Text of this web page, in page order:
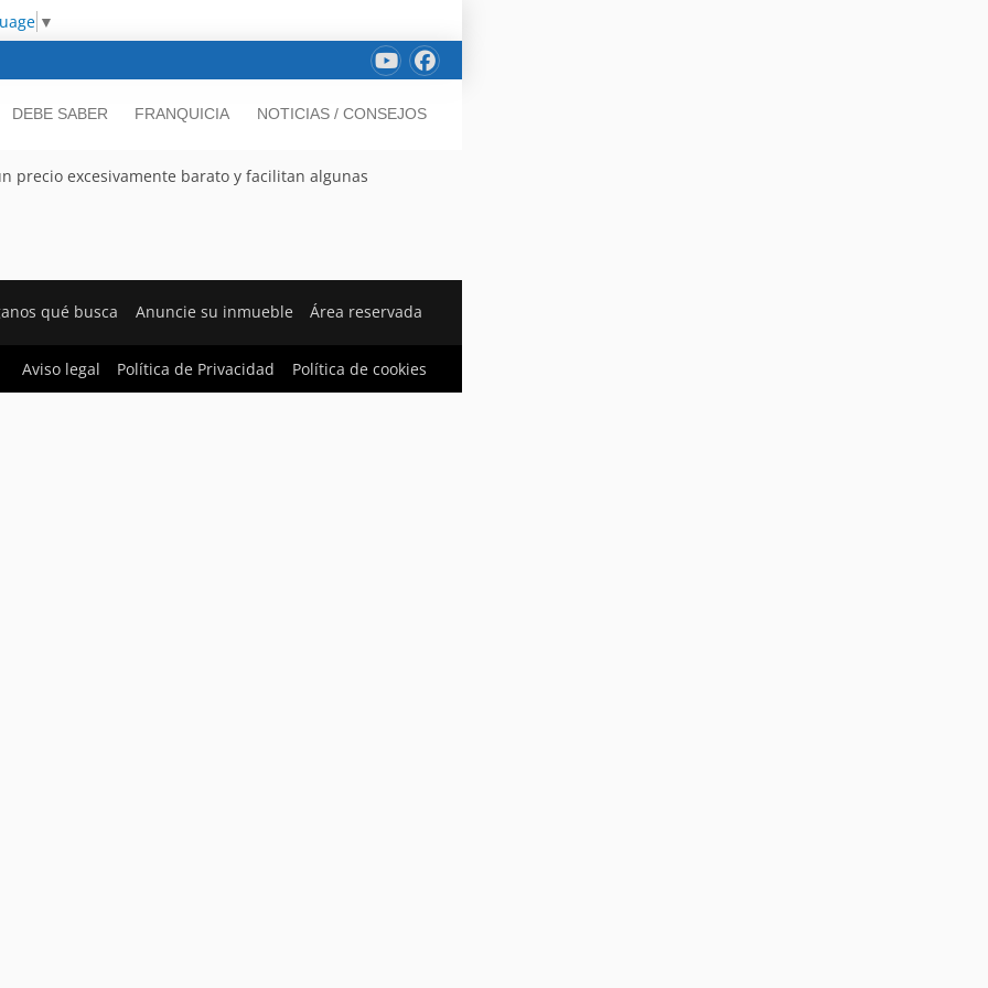
▼
DEBE SABER FRANQUICIA NOTICIAS / CONSEJOS
precio excesivamente barato y facilitan algunas
qué busca Anuncie su inmueble Área reservada
Aviso legal Política de Privacidad Política de cookies